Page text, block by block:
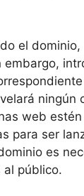
el
embargo,
ningún
web
para ser
es
al público.